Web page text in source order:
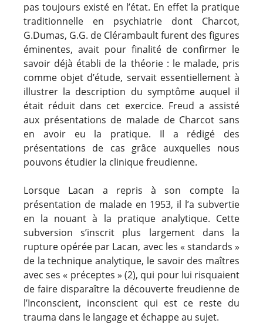
pas toujours existé en l’état. En effet la pratique
traditionnelle en psychiatrie dont Charcot,
G.Dumas, G.G. de Clérambault furent des figures
éminentes, avait pour finalité de confirmer le
savoir déjà établi de la théorie : le malade, pris
comme objet d’étude, servait essentiellement à
illustrer la description du symptôme auquel il
était réduit dans cet exercice. Freud a assisté
aux présentations de malade de Charcot sans
en avoir eu la pratique. Il a rédigé des
présentations de cas grâce auxquelles nous
pouvons étudier la clinique freudienne.
Lorsque Lacan a repris à son compte la
présentation de malade en 1953, il l’a subvertie
en la nouant à la pratique analytique. Cette
subversion s’inscrit plus largement dans la
rupture opérée par Lacan, avec les « standards »
de la technique analytique, le savoir des maîtres
avec ses « préceptes » (2), qui pour lui risquaient
de faire disparaître la découverte freudienne de
l’Inconscient, inconscient qui est ce reste du
trauma dans le langage et échappe au sujet.